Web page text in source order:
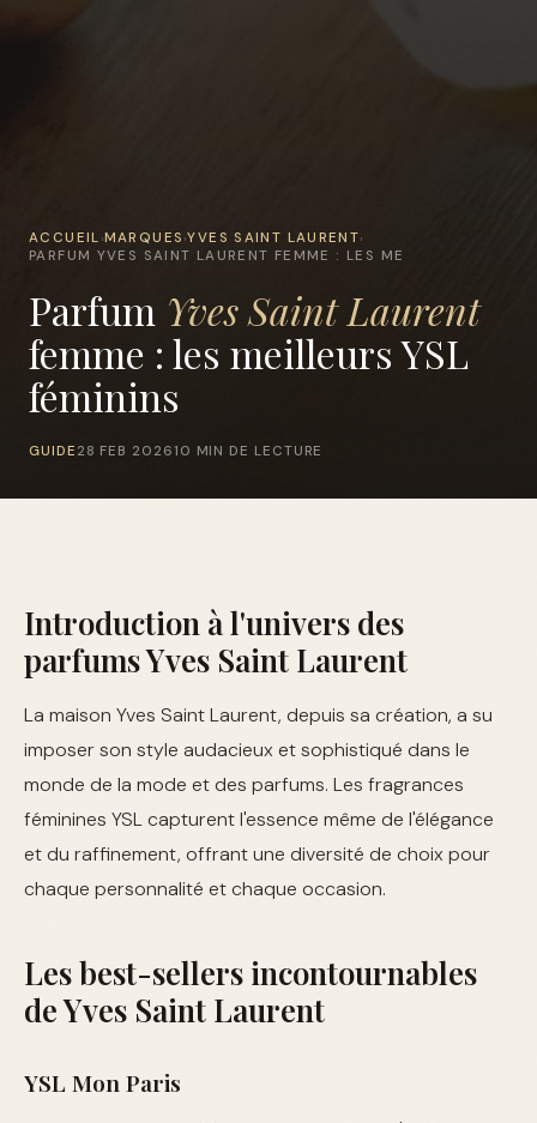
ACCUEIL ›MARQUES ›YVES SAINT LAURENT›
PARFUM YVES SAINT LAURENT FEMME : LES ME
Parfum Yves Saint Laurent
femme : les meilleurs YSL
féminins
GUIDE 28 FEB 202610 MIN DE LECTURE
Introduction à l'univers des
parfums Yves Saint Laurent
La maison Yves Saint Laurent, depuis sa création, a su
imposer son style audacieux et sophistiqué dans le
monde de la mode et des parfums. Les fragrances
féminines YSL capturent l'essence même de l'élégance
et du raffinement, offrant une diversité de choix pour
chaque personnalité et chaque occasion.
Les best-sellers incontournables
de Yves Saint Laurent
YSL Mon Paris